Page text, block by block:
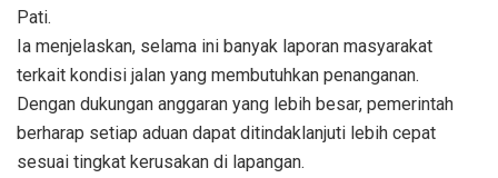
Pati.
Ia menjelaskan, selama ini banyak laporan masyarakat
terkait kondisi jalan yang membutuhkan penanganan.
Dengan dukungan anggaran yang lebih besar, pemerintah
berharap setiap aduan dapat ditindaklanjuti lebih cepat
sesuai tingkat kerusakan di lapangan.